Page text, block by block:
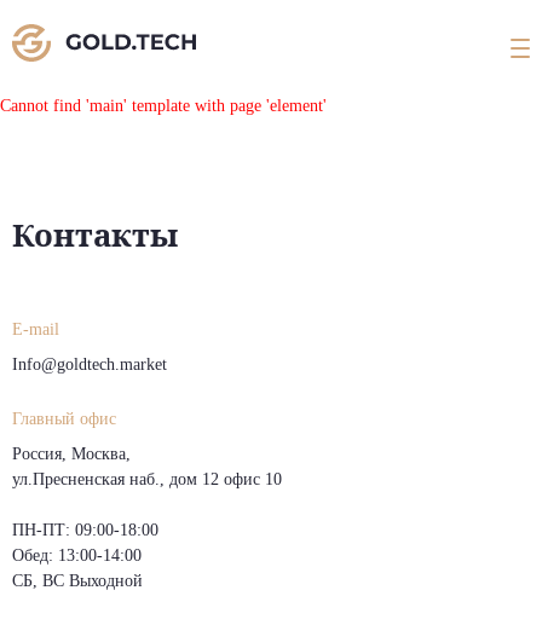
Cannot find 'main' template with page 'element'
Контакты
E-mail
Info@goldtech.market
Главный офис
Россия, Москва,
ул.Пресненская наб., дом 12 офис 10
ПН-ПТ: 09:00-18:00
Обед: 13:00-14:00
СБ, ВС Выходной